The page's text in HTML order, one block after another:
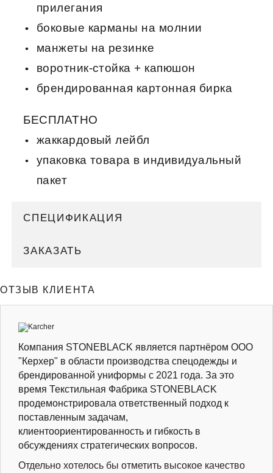
прилегания
боковые карманы на молнии
манжеты на резинке
воротник-стойка + капюшон
брендированная картонная бирка
БЕСПЛАТНО
жаккардовый лейбл
упаковка товара в индивидуальный
пакет
СПЕЦИФИКАЦИЯ
ЗАКАЗАТЬ
ОТЗЫВ КЛИЕНТА
Компания STONEBLACK является партнёром ООО
"Керхер" в области производства спецодежды и
брендированной униформы с 2021 года. За это
время Текстильная Фабрика STONEBLACK
продемонстрировала ответственный подход к
поставленным задачам,
клиентоориентированность и гибкость в
обсуждениях стратегических вопросов.
Отдельно хотелось бы отметить высокое качество